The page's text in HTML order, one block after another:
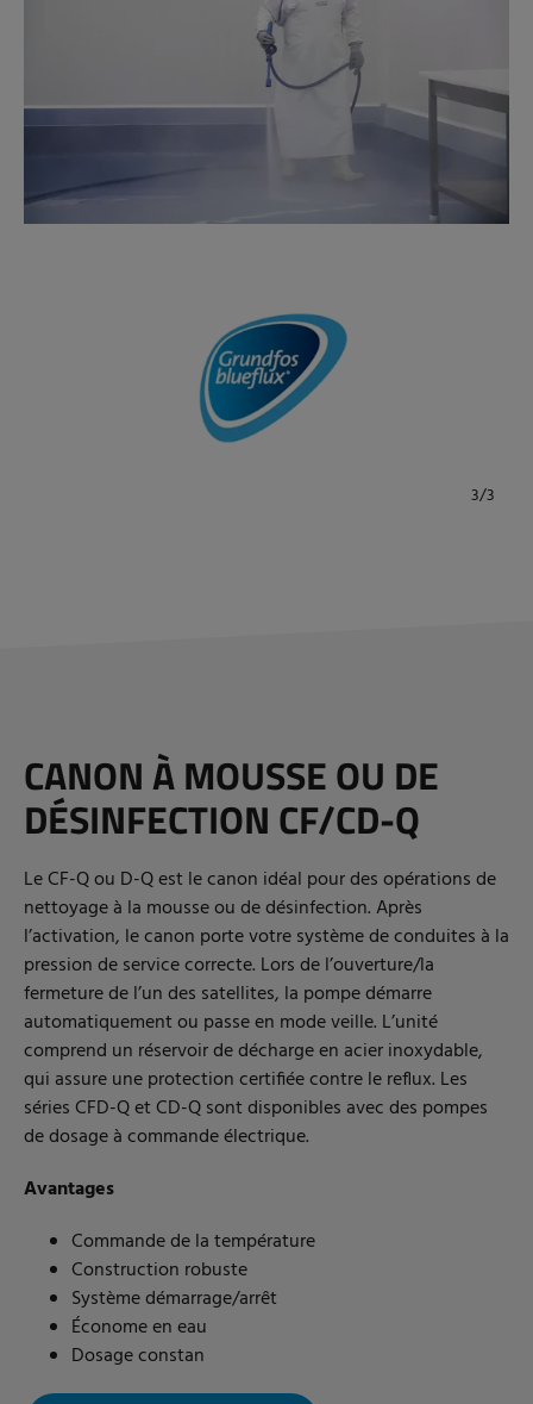
CANON À MOUSSE OU DE
DÉSINFECTION CF/CD-Q
Le CF-Q ou D-Q est le canon idéal pour des opérations de
nettoyage à la mousse ou de désinfection. Après
l’activation, le canon porte votre système de conduites à la
pression de service correcte. Lors de l’ouverture/la
fermeture de l’un des satellites, la pompe démarre
automatiquement ou passe en mode veille. L’unité
comprend un réservoir de décharge en acier inoxydable,
qui assure une protection certifiée contre le reflux. Les
séries CFD-Q et CD-Q sont disponibles avec des pompes
de dosage à commande électrique.
Avantages
Commande de la température
Construction robuste
Système démarrage/arrêt
Économe en eau
Dosage constan